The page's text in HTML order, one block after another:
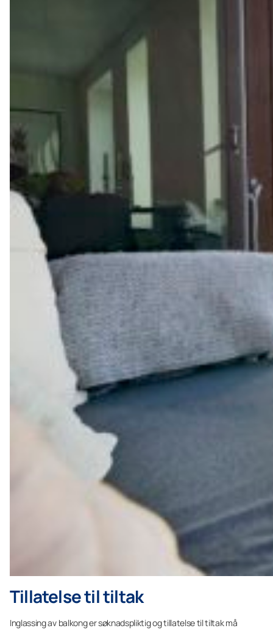
Tillatelse til tiltak
Inglassing av balkong er søknadspliktig og tillatelse til tiltak må